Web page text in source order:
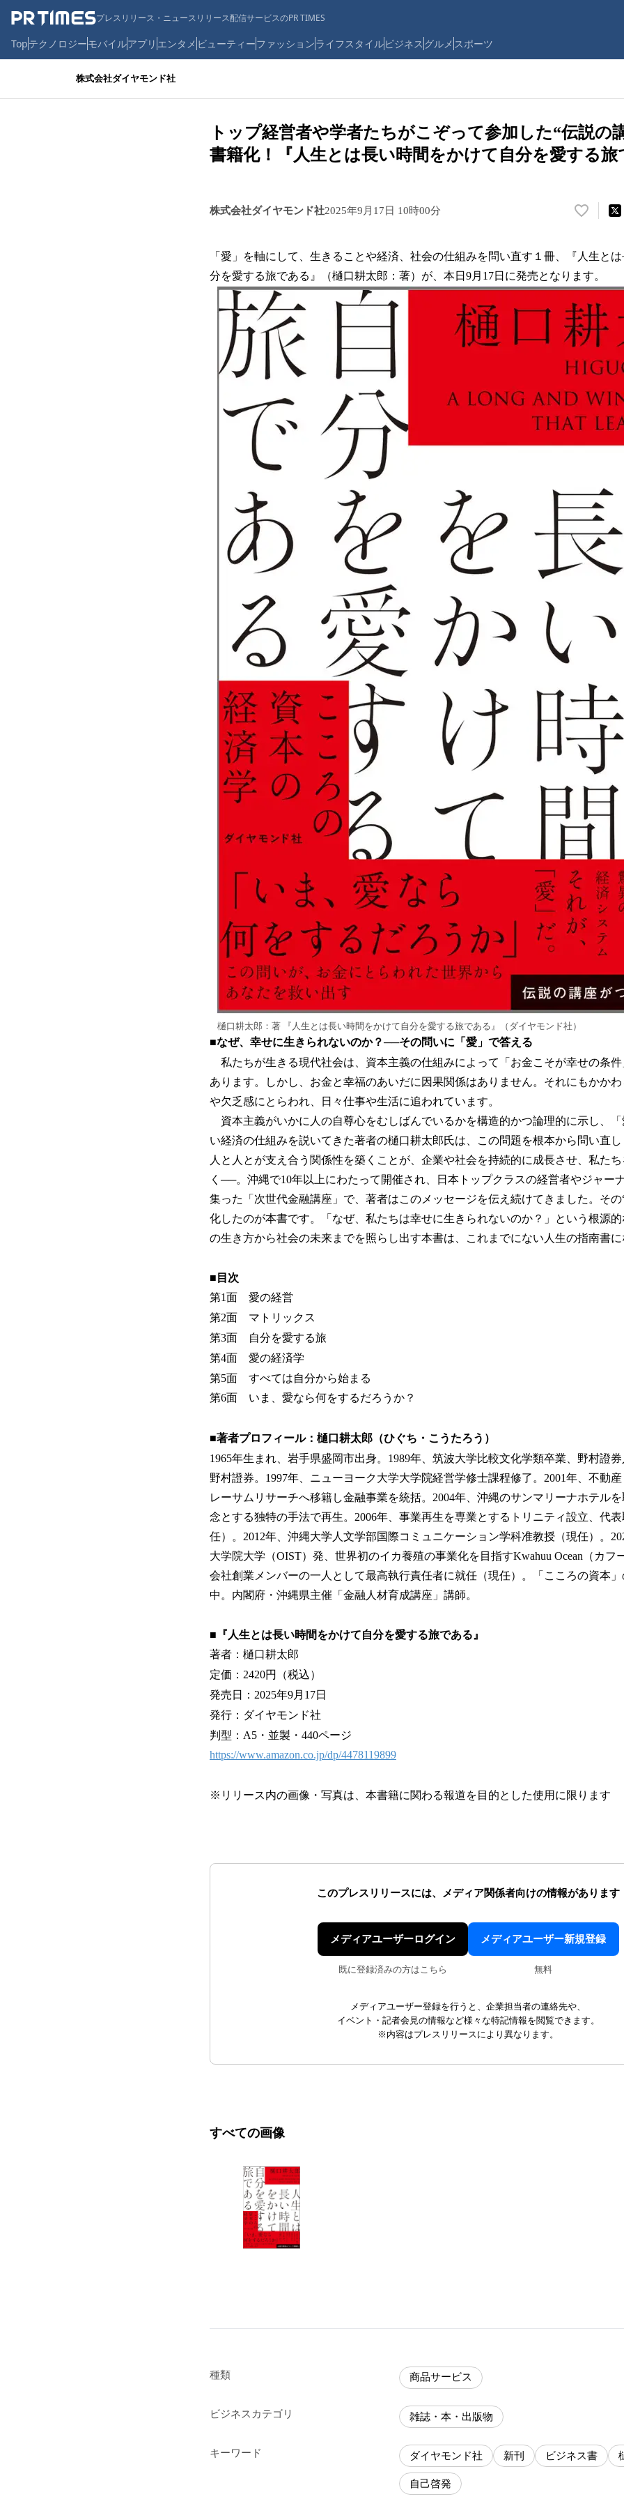
プレスリリース・ニュースリリース配信サービスのPR TIMES
Topテクノロジーモバイルアプリ エンタメ ビューティーファッションライフスタイルビジネス グルメ スポーツ
株式会社ダイヤモンド社
トップ経営者や学者たちがこぞって参加した“伝説の
書籍化！『人生とは長い時間をかけて自分を愛する旅
株式会社ダイヤモンド社2025年9月17日 10時00分
い
！
数
を
読
み
込
み
中
で
す
「愛」を軸にして、生きることや経済、社会の仕組みを問い直す１冊、『人生と
分を愛する旅である』（樋口耕太郎：著）が、本日9月17日に発売となります。
樋口耕太郎：著 『人生とは長い時間をかけて自分を愛する旅である』（ダイヤモンド社）
■なぜ、幸せに生きられないのか？──その問いに「愛」で答える
私たちが生きる現代社会は、資本主義の仕組みによって「お金こそが幸せの条
あります。しかし、お金と幸福のあいだに因果関係はありません。それにもかか
や欠乏感にとらわれ、日々仕事や生活に追われています。
資本主義がいかに人の自尊心をむしばんでいるかを構造的かつ論理的に示し、「
い経済の仕組みを説いてきた著者の樋口耕太郎氏は、この問題を根本から問い直し
人と人とが支え合う関係性を築くことが、企業や社会を持続的に成長させ、私た
く──。沖縄で10年以上にわたって開催され、日本トップクラスの経営者やジャー
集った「次世代金融講座」で、著者はこのメッセージを伝え続けてきました。その
化したのが本書です。「なぜ、私たちは幸せに生きられないのか？」という根源的
の生き方から社会の未来までを照らし出す本書は、これまでにない人生の指南書に
■目次
第1面 愛の経営
第2面 マトリックス
第3面 自分を愛する旅
第4面 愛の経済学
第5面 すべては自分から始まる
第6面 いま、愛なら何をするだろうか？
■著者プロフィール：樋口耕太郎（ひぐち・こうたろう）
1965年生まれ、岩手県盛岡市出身。1989年、筑波大学比較文化学類卒業、野村證
野村證券。1997年、ニューヨーク大学大学院経営学修士課程修了。2001年、不動
レーサムリサーチへ移籍し金融事業を統括。2004年、沖縄のサンマリーナホテル
念とする独特の手法で再生。2006年、事業再生を専業とするトリニティ設立、代
任）。2012年、沖縄大学人文学部国際コミュニケーション学科准教授（現任）。
大学院大学（OIST）発、世界初のイカ養殖の事業化を目指すKwahuu Ocean（カフ
会社創業メンバーの一人として最高執行責任者に就任（現任）。「こころの資本
中。内閣府・沖縄県主催「金融人材育成講座」講師。
■『人生とは長い時間をかけて自分を愛する旅である』
著者：樋口耕太郎
定価：2420円（税込）
発売日：2025年9月17日
発行：ダイヤモンド社
判型：A5・並製・440ページ
https://www.amazon.co.jp/dp/4478119899
※リリース内の画像・写真は、本書籍に関わる報道を目的とした使用に限ります
このプレスリリースには、 メディア関係者向けの情報があります
メディアユーザーログイン
既に登録済みの方はこちら
メディアユーザー新規登録
無料
メディアユーザー登録を行うと、企業担当者の連絡先や、
イベント・記者会見の情報など様々な特記情報を閲覧できます。
※内容はプレスリリースにより異なります。
すべての画像
種類 商品サービス
ビジネスカテゴリ 雑誌・本・出版物
キーワード ダイヤモンド社 新刊 ビジネス書
自己啓発